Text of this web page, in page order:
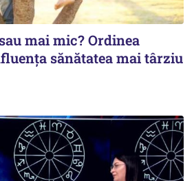
mai mic? Ordinea
sănătatea mai târziu